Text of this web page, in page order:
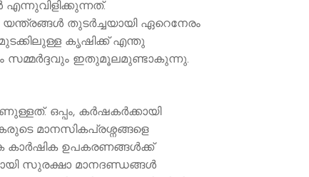
തുടര്‍ച്ചയായി ഏറെനേരം
കൃഷിക്ക് എന്തു
സമ്മര്‍ദ്ദവും ഇതുമൂലമുണ്ടാകുന്നു.
ഒപ്പം, കര്‍ഷകര്‍ക്കായി
മാനസികപ്രശ്നങ്ങളെ
കാർഷിക ഉപകരണങ്ങൾക്ക്
സുരക്ഷാ മാനദണ്ഡങ്ങൾ